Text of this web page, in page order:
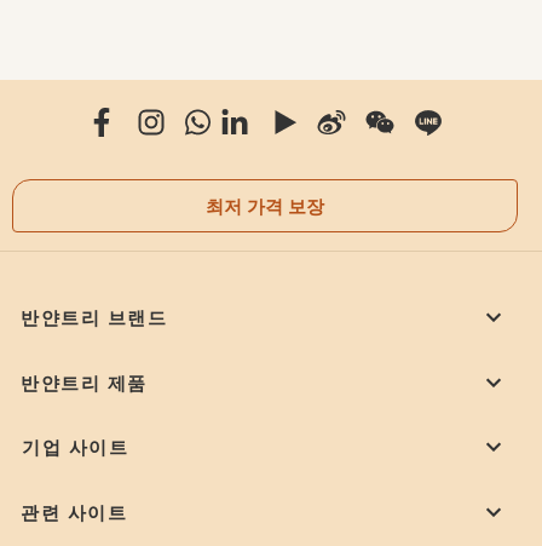
최저 가격 보장
반얀트리 브랜드
반얀트리 제품
기업 사이트
관련 사이트